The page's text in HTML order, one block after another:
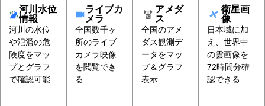
河川水位
情報
河川の水位
や氾濫の危
険度をマッ
プとグラフ
で確認可能
ライブカ
メラ
全国数千ヶ
所のライブ
カメラ映像
を閲覧でき
る
アメダ
ス
全国のアメ
ダス観測デ
ータをマッ
プ＆グラフ
表示
衛星画
像
日本域に加
え、世界中
の雲画像を
72時間分確
認できる